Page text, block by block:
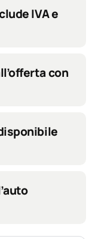
IVA e
con